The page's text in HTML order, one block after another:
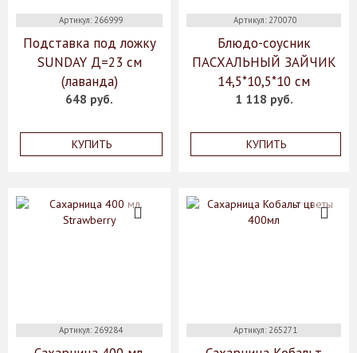
Артикул: 266999
Подставка под ложку
SUNDAY Д=23 см
(лаванда)
648 руб.
КУПИТЬ
Артикул: 270070
Блюдо-соусник
ПАСХАЛЬНЫЙ ЗАЙЧИК
14,5*10,5*10 см
1 118 руб.
КУПИТЬ
Артикул: 269284 Артикул: 265271